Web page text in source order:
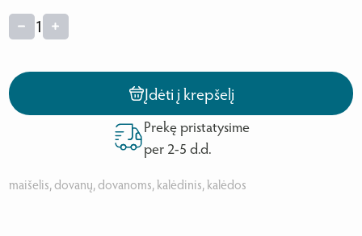
1
Įdėti į krepšelį
Prekę pristatysime
per 2-5 d.d.
maišelis, dovanų, dovanoms, kalėdinis, kalėdos